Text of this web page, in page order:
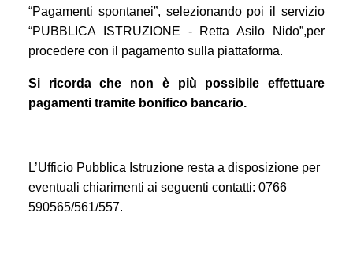
“Pagamenti spontanei”, selezionando poi il servizio
“PUBBLICA ISTRUZIONE - Retta Asilo Nido”,per
procedere con il pagamento sulla piattaforma.
Si ricorda che non è più possibile effettuare
pagamenti tramite bonifico bancario.
L’Ufficio Pubblica Istruzione resta a disposizione per
eventuali chiarimenti ai seguenti contatti: 0766
590565/561/557.